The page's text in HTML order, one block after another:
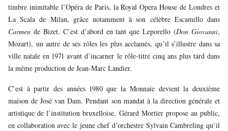
timbre inimitable l’Opéra de Paris, la Royal Opera House de Londres et
La Scala de Milan, grâce notamment à son célèbre Escamillo dans
Carmen de Bizet. C’est d’abord en tant que Leporello (Don Giovanni,
Mozart), un autre de ses rôles les plus acclamés, qu’il s’illustre dans sa
ville natale en 1971 avant d’incarner le rôle-titre cinq ans plus tard dans
la même production de Jean-Marc Landier.
C’est à partir des années 1980 que la Monnaie devient la deuxième
maison de José van Dam. Pendant son mandat à la direction générale et
artistique de l’institution bruxelloise, Gérard Mortier propose au public,
en collaboration avec le jeune chef d’orchestre Sylvain Cambreling qu’il